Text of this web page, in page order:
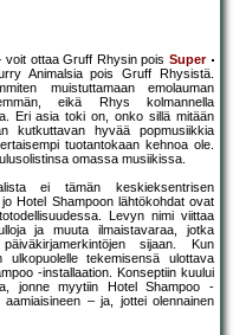
voit ottaa Gruff Rhysin pois Super
Animalsia pois Gruff Rhysistä.
muistuttamaan emolauman
eikä Rhys kolmannella
Eri asia toki on, onko sillä mitään
kutkuttavan hyvää popmusiikkia
tuotantokaan kehnoa ole.
omassa musiikissa.
ei tämän keskieksentrisen
Hotel Shampoon lähtökohdat ovat
Levyn nimi viittaa
ja muuta ilmaistavaraa, jotka
sijaan. Kun
tekemisensä ulottava
-installaation. Konseptiin kuului
jonne myytiin Hotel Shampoo -
aamiaisineen – ja, jottei olennainen